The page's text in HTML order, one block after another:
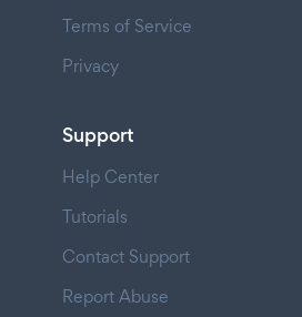
Terms of Service
Privacy
Support
Help Center
Tutorials
Contact Support
Report Abuse